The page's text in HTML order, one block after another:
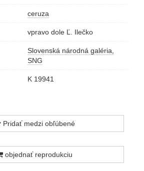
ceruza
vpravo dole Ľ. Ilečko
Slovenská národná galéria,
SNG
K 19941
Pridať medzi obľúbené
objednať reprodukciu